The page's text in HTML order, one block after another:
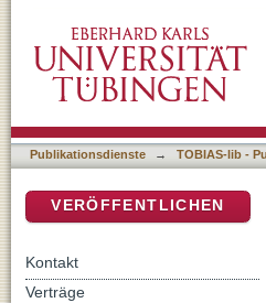
Publikationsdienste → TOBIAS-lib -
VERÖFFENTLICHEN
Kontakt
Verträge